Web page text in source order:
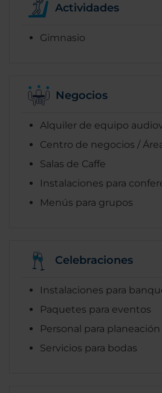
Actividades
Gimnasio
Negocios
Alquiler de equipo
Centro de negocios /
Salas de Caffe
Instalaciones para
Menús para grupos
Celebraciones
Instalaciones para
Paquetes para eventos
Personal para
Servicios para bodas